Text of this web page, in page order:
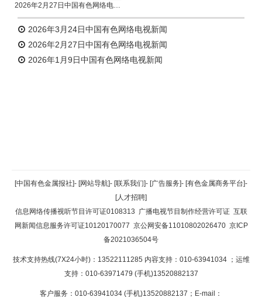
2026年2月27日中国有色网络电视新闻
2026年3月24日中国有色网络电视新闻
2026年2月27日中国有色网络电视新闻
2026年1月9日中国有色网络电视新闻
返回顶部
返回首页
[中国有色金属报社]- [网站导航]- [联系我们]- [广告服务]- [有色金属商务平台]-
[人才招聘]
信息网络传播视听节目许可证0108313 广播电视节目制作经营许可证 互联
网新闻信息服务许可证10120170077 京公网安备11010802026470 京ICP
备2021036504号
技术支持热线(7X24小时)：13522111285 内容支持：010-63941034 ；运维
支持：010-63971479 (手机)13520882137
客户服务：010-63941034 (手机)13520882137；E-mail：